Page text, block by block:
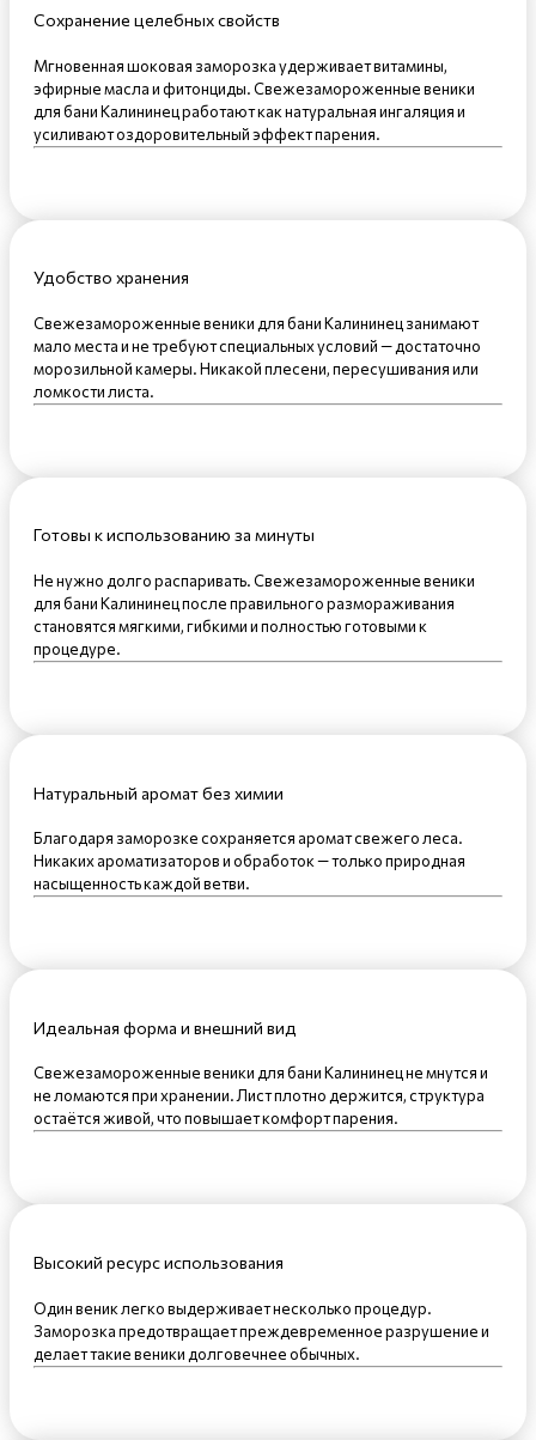
Сохранение целебных свойств
Мгновенная шоковая заморозка удерживает витамины,
эфирные масла и фитонциды. Свежезамороженные веники
для бани Калининец работают как натуральная ингаляция и
усиливают оздоровительный эффект парения.
Удобство хранения
Свежезамороженные веники для бани Калининец занимают
мало места и не требуют специальных условий — достаточно
морозильной камеры. Никакой плесени, пересушивания или
ломкости листа.
Готовы к использованию за минуты
Не нужно долго распаривать. Свежезамороженные веники
для бани Калининец после правильного размораживания
становятся мягкими, гибкими и полностью готовыми к
процедуре.
Натуральный аромат без химии
Благодаря заморозке сохраняется аромат свежего леса.
Никаких ароматизаторов и обработок — только природная
насыщенность каждой ветви.
Идеальная форма и внешний вид
Свежезамороженные веники для бани Калининец не мнутся и
не ломаются при хранении. Лист плотно держится, структура
остаётся живой, что повышает комфорт парения.
Высокий ресурс использования
Один веник легко выдерживает несколько процедур.
Заморозка предотвращает преждевременное разрушение и
делает такие веники долговечнее обычных.